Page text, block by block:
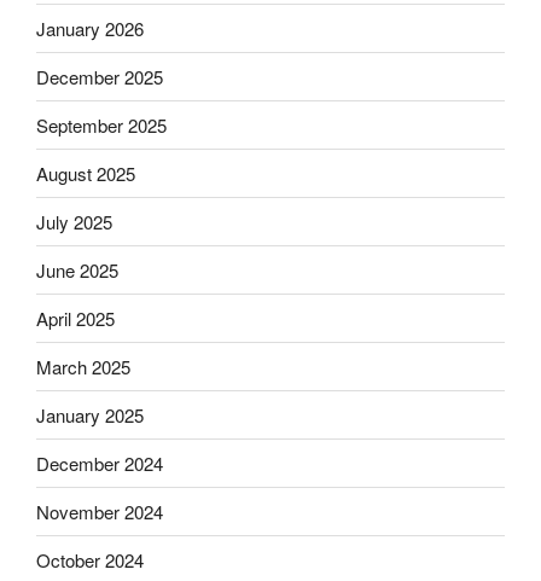
January 2026
December 2025
September 2025
August 2025
July 2025
June 2025
April 2025
March 2025
January 2025
December 2024
November 2024
October 2024